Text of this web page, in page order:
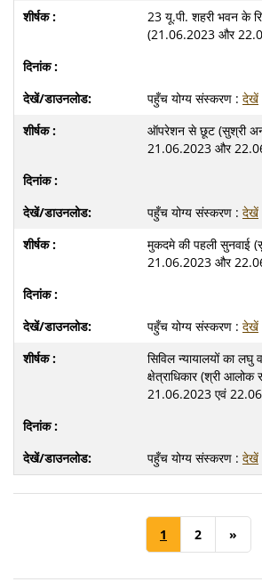
23 यू.पी. शहरी भवन के
(21.06.2023 और
पहुँच योग्य संस्करण : देखें
ऑपरेशन से छूट (सुश्री
21.06.2023 और
पहुँच योग्य संस्करण : देखें
मुकदमे की पहली सुनवाई
21.06.2023 और
पहुँच योग्य संस्करण : देखें
सिविल न्यायालयों का लघु
क्षेत्राधिकार (श्री आलोक
21.06.2023 एवं
पहुँच योग्य संस्करण : देखें
1 2 »